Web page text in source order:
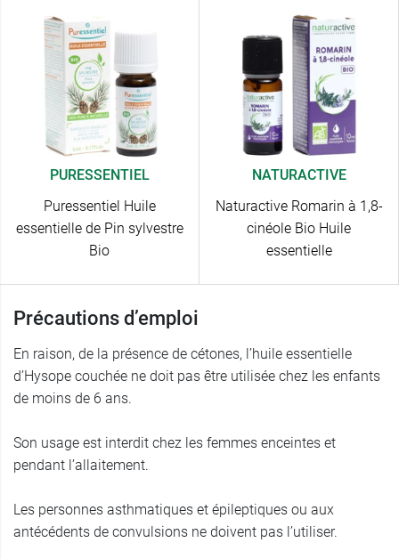
PURESSENTIEL
Puressentiel Huile
essentielle de Pin sylvestre
Bio
NATURACTIVE
Naturactive Romarin à 1,8-
cinéole Bio Huile
essentielle
Précautions d’emploi
En raison, de la présence de cétones, l’huile essentielle
d’Hysope couchée ne doit pas être utilisée chez les enfants
de moins de 6 ans.
Son usage est interdit chez les femmes enceintes et
pendant l’allaitement.
Les personnes asthmatiques et épileptiques ou aux
antécédents de convulsions ne doivent pas l’utiliser.